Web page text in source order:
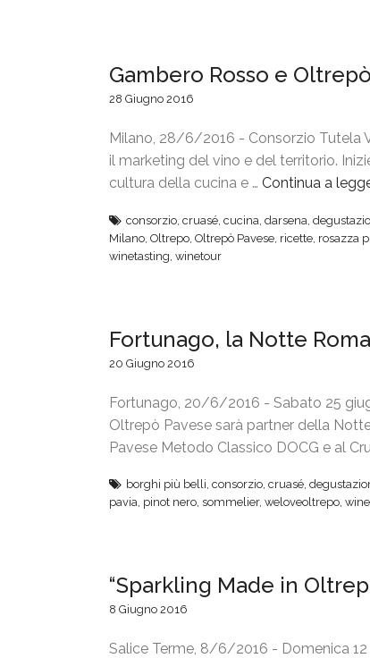
Gambero Rosso e
28 Giugno 2016
Milano, 28/6/2016 - Consorzio Tutela
il marketing del vino e del territorio.
cultura della cucina e … Continua a
consorzio cruasé cucina darsena
Milano Oltrepo Oltrepò Pavese ricette rosazza
winetasting winetour
Fortunago, la Notte
20 Giugno 2016
Fortunago, 20/6/2016 - Sabato 25
Oltrepò Pavese sarà partner della
Pavese Metodo Classico DOCG e al
borghi più belli consorzio cruasé
pavia pinot nero sommelier, weloveoltrepo
“Sparkling Made in
8 Giugno 2016
Salice Terme, 8/6/2016 - Domenica 12